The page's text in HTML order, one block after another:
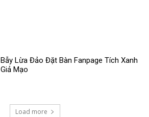
Bẫy Lừa Đảo Đặt Bàn Fanpage Tích Xanh
Giả Mạo
Load more